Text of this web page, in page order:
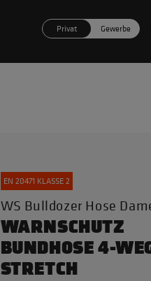
Privat Gewerbe
EN 20471 KLASSE 2
WS Bulldozer Hose
WARNSCHUTZ
BUNDHOSE 4-
STRETCH